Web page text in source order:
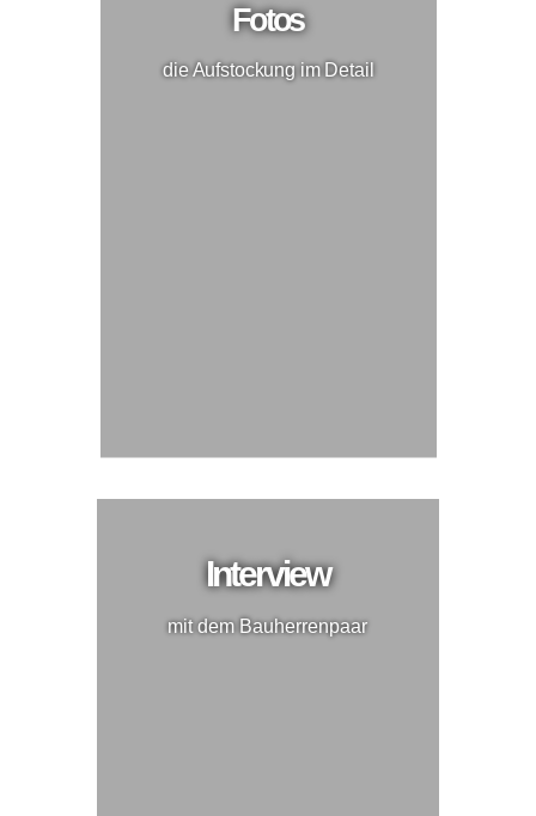
Fotos
die Aufstockung im Detail
Interview
mit dem Bauherrenpaar